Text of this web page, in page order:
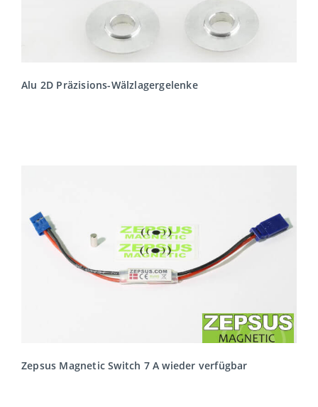
Alu 2D Präzisions-Wälzlagergelenke
Zepsus Magnetic Switch 7 A wieder verfügbar